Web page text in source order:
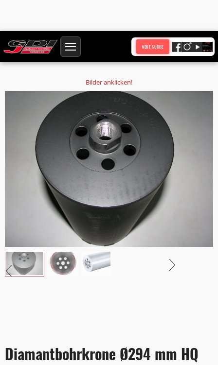
NEUE SUCHE
Startseite
Produkte
Diamantbohrkrone Ø294 mm HQ Anschluss Duss Bohrkern Ø 285 mm
Nutzlänge 300 mm mit 6 Absauglöchern
Bilder anklicken!
Diamantbohrkrone Ø294 mm HQ